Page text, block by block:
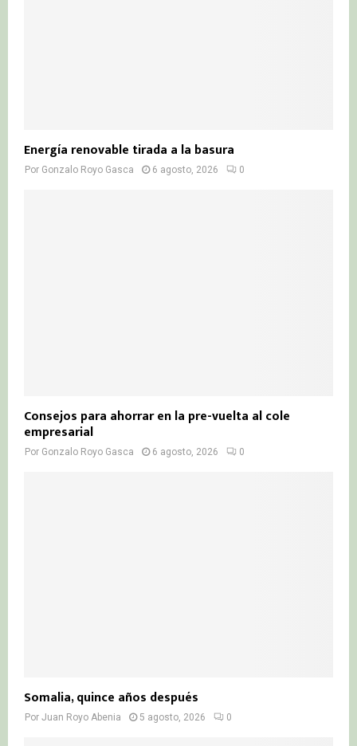
Energía renovable tirada a la basura
Por Gonzalo Royo Gasca 6 agosto, 2026 0
Consejos para ahorrar en la pre-vuelta al cole
empresarial
Por Gonzalo Royo Gasca 6 agosto, 2026 0
Somalia, quince años después
Por Juan Royo Abenia 5 agosto, 2026 0